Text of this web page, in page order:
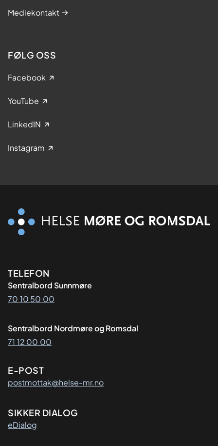
Mediekontakt
FØLG OSS
Facebook
YouTube
LinkedIN
Instagram
Kontaktinformasjon
TELEFON
Sentralbord Sunnmøre
70 10 50 00
Sentralbord Nordmøre og Romsdal
71 12 00 00
E-POST
postmottak@helse-mr.no
SIKKER DIALOG
eDialog